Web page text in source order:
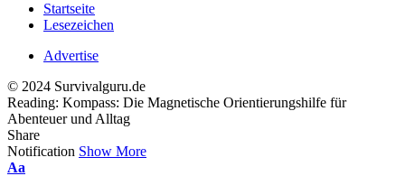
Startseite
Lesezeichen
Advertise
© 2024 Survivalguru.de
Reading: Kompass: Die Magnetische Orientierungshilfe für
Abenteuer und Alltag
Share
Notification Show More
Font
Aa